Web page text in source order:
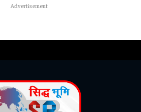
Advertisement